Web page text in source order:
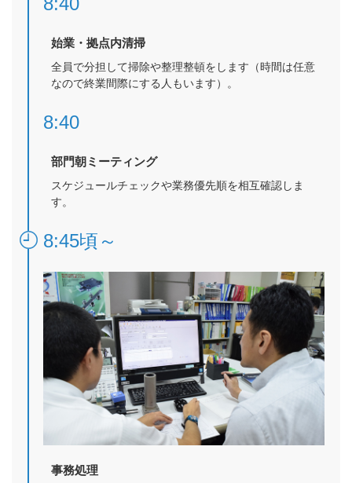
始業・拠点内清掃
全員で分担して掃除や整理整頓をします（時間は任意
なので終業間際にする人もいます）。
8:40
部門朝ミーティング
スケジュールチェックや業務優先順を相互確認しま
す。
8:45頃～
事務処理